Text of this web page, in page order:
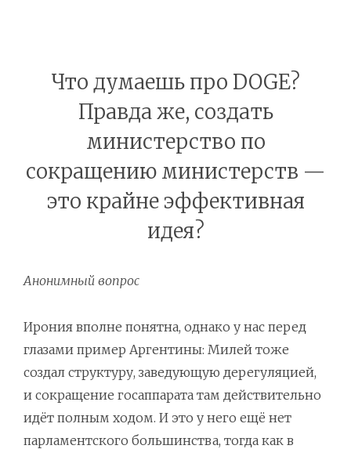
Что думаешь про DOGE?
Правда же, создать
министерство по
сокращению министерств —
это крайне эффективная
идея?
Анонимный вопрос
Ирония вполне понятна, однако у нас перед
глазами пример Аргентины: Милей тоже
создал структуру, заведующую дерегуляцией,
и сокращение госаппарата там действительно
идёт полным ходом. И это у него ещё нет
парламентского большинства, тогда как в